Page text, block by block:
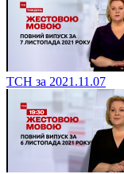
ТСН за 2021.11.07